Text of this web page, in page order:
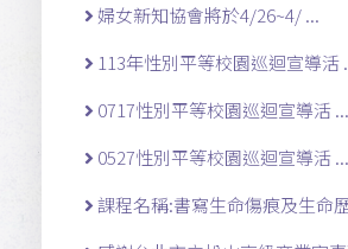
婦女新知協會將於4/26~4/ ...
113年性別平等校園巡迴宣導活
0717性別平等校園巡迴宣導活 ...
0527性別平等校園巡迴宣導活 ...
課程名稱:書寫生命傷痕及生命